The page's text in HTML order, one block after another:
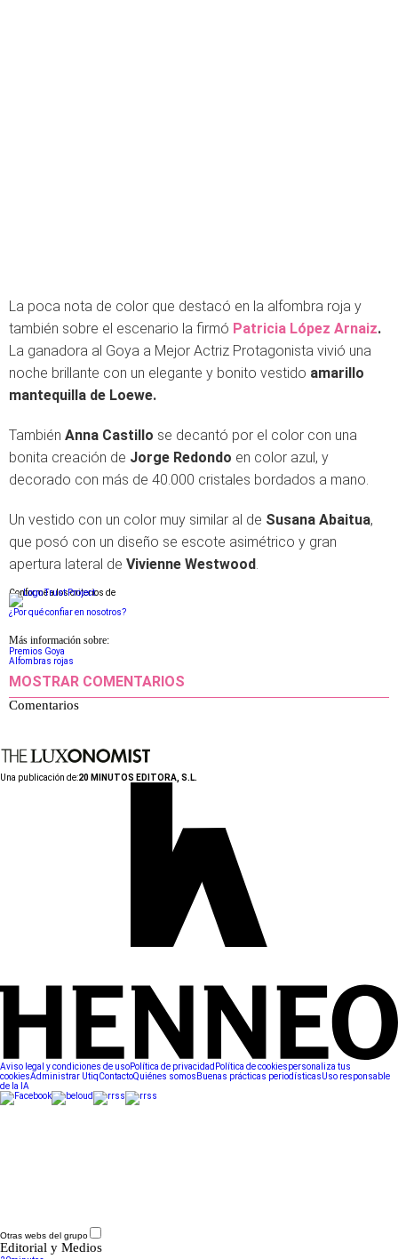
La poca nota de color que destacó en la alfombra roja y
también sobre el escenario la firmó Patricia López Arnaiz.
La ganadora al Goya a Mejor Actriz Protagonista vivió una
noche brillante con un elegante y bonito vestido amarillo
mantequilla de Loewe.
También Anna Castillo se decantó por el color con una
bonita creación de Jorge Redondo en color azul, y
decorado con más de 40.000 cristales bordados a mano.
Un vestido con un color muy similar al de Susana Abaitua,
que posó con un diseño se escote asimétrico y gran
apertura lateral de Vivienne Westwood.
Conforme a los criterios de
¿Por qué confiar en nosotros?
Más información sobre:
Premios Goya
Alfombras rojas
MOSTRAR COMENTARIOS
Comentarios
Una publicación de:20 MINUTOS EDITORA, S.L.
Aviso legal y condiciones de usoPolítica de privacidad Política de cookiespersonaliza tus
cookiesAdministrar UtiqContactoQuiénes somos Buenas prácticas periodísticasUso responsable
de la IA
Otras webs del grupo
Editorial y Medios